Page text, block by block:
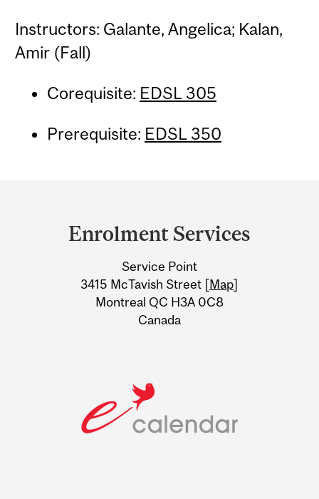
Instructors: Galante, Angelica; Kalan,
Amir (Fall)
Corequisite: EDSL 305
Prerequisite: EDSL 350
Information
Enrolment Services
Service Point
3415 McTavish Street [Map]
Montreal QC H3A 0C8
Canada